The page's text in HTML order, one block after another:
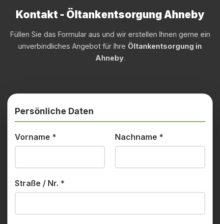
Kontakt - Öltankentsorgung Ahneby
Füllen Sie das Formular aus und wir erstellen Ihnen gerne ein
unverbindliches Angebot für Ihre Öltankentsorgung in
Ahneby.
Persönliche Daten
Vorname * Nachname *
Straße / Nr. *